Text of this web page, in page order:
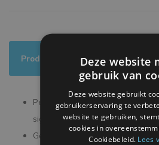
Productinformatie
Persoonlijk gesigneerd tijdens
signeersessie
Geleverd met een officieel
Deze website
gebruik van
Deze website gebruikt
gebruikerservaring te
website te gebruiken,
cookies in
Cookiebeleid. Lees